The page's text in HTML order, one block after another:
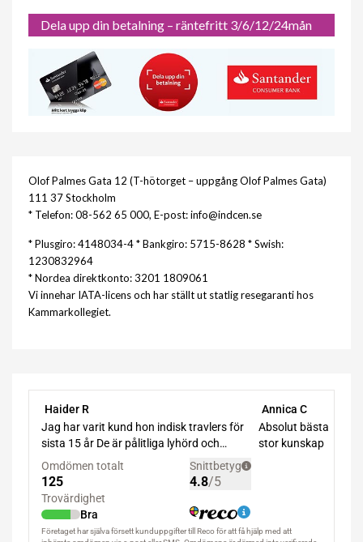
Dela upp din betalning – räntefritt 3/6/12/24mån
Olof Palmes Gata 12 (T-hötorget – uppgång Olof Palmes Gata)
111 37 Stockholm
* Telefon: 08-562 65 000, E-post: info@indcen.se
* Plusgiro: 4148034-4 * Bankgiro: 5715-8628 * Swish:
1230832964
* Nordea direktkonto: 3201 1809061
Vi innehar IATA-licens och har ställt ut statlig resegaranti hos
Kammarkollegiet.